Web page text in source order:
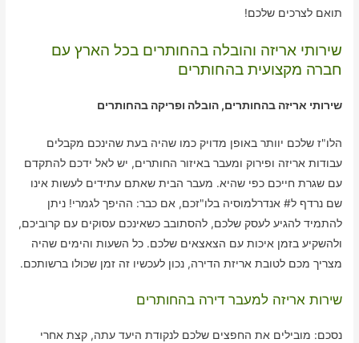
תואם לצרכים שלכם!
שירותי אריזה והובלה בהחותרים בכל הארץ עם
חברה מקצועית בהחותרים
שירותי אריזה בהחותרים, הובלה ופריקה בהחותרים
הלו"ז שלכם יוותר באופן מדויק כמו שהיה בעת שהינכם מקבלים
עבודות אריזה ופירוק ומעבר באיזור החותרים, יש לאל ידכם להתקדם
עם שגרת חייכם כפי שהיא. מעבר הבית שאתם עתידים לעשות אינו
שם נרדף ל# אנדרלמוסיה בלו"זכם, אם כבר: ההיפך לגמרי! ניתן
להתמיד להגיע לעסק שלכם, להסתובב כשאינכם עסוקים עם קרוביכם,
ולהשקיע בזמן איכות עם הצאצאים שלכם. כל השעות והימים שהיה
מצריך מכם לטובת אריזת הדירה, נכון לעכשיו זה זמן שכולו ברשותכם.
שירות אריזה למעבר דירה בהחותרים
נסכם: מובילים את החפצים שלכם לנקודת היעד עתה, קצת אחרי